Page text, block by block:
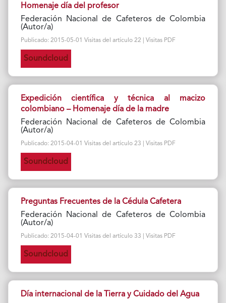
Homenaje día del profesor
Federación Nacional de Cafeteros de Colombia
(Autor/a)
Publicado: 2015-05-01 Visitas del artículo 22 | Visitas PDF
Soundcloud
Expedición científica y técnica al macizo
colombiano – Homenaje día de la madre
Federación Nacional de Cafeteros de Colombia
(Autor/a)
Publicado: 2015-04-01 Visitas del artículo 23 | Visitas PDF
Soundcloud
Preguntas Frecuentes de la Cédula Cafetera
Federación Nacional de Cafeteros de Colombia
(Autor/a)
Publicado: 2015-04-01 Visitas del artículo 33 | Visitas PDF
Soundcloud
Día internacional de la Tierra y Cuidado del Agua